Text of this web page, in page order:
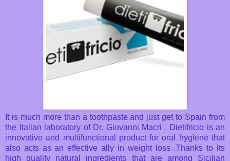
It is much more than a toothpaste and just get to Spain from
the Italian laboratory of Dr. Giovanni Macri . Dietifricio is an
innovative and multifunctional product for oral hygiene that
also acts as an effective ally in weight loss .Thanks to its
high quality natural ingredients that are among Sicilian